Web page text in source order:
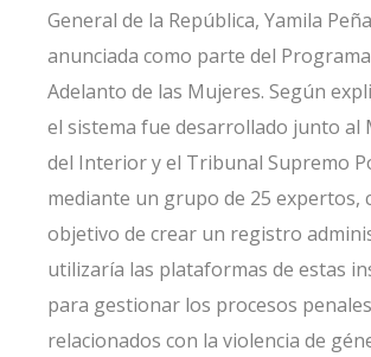
General de la República, Yamila
anunciada como parte del
Adelanto de las Mujeres. Según
el sistema fue desarrollado junto al
del Interior y el Tribunal Supremo
mediante un grupo de 25 expertos,
objetivo de crear un registro
utilizaría las plataformas de estas
para gestionar los procesos penales
relacionados con la violencia de